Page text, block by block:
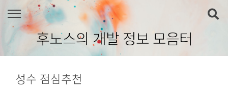
본문 바로가기
후노스의 개발 정보 모음터
성수 점심추천